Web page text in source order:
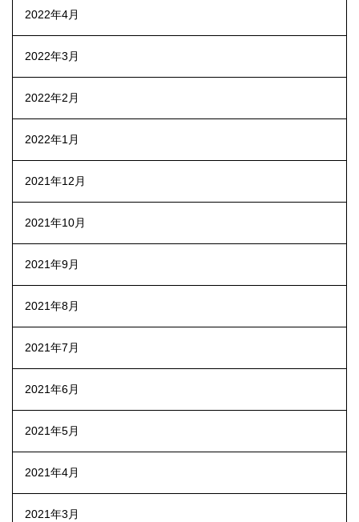
2022年4月
2022年3月
2022年2月
2022年1月
2021年12月
2021年10月
2021年9月
2021年8月
2021年7月
2021年6月
2021年5月
2021年4月
2021年3月